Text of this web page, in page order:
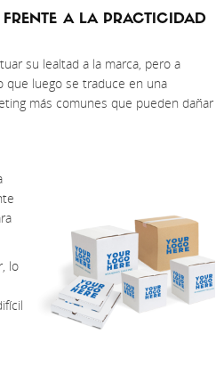
A LA PRACTICIDAD
su lealtad a la marca, pero a
que luego se traduce en una
más comunes que pueden dañar
lo